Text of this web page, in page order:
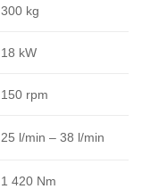
300 kg
18 kW
150 rpm
25 l/min – 38 l/min
1 420 Nm